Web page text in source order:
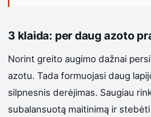
3 klaida: per daug azoto
Norint greito augimo dažnai
azotu. Tada formuojasi daug
silpnesnis derėjimas. Saugiau
subalansuotą maitinimą ir